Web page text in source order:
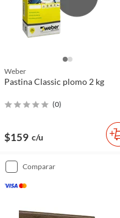
Weber
Pastina Classic plomo 2 kg
(0)
$159 c/u
comparar